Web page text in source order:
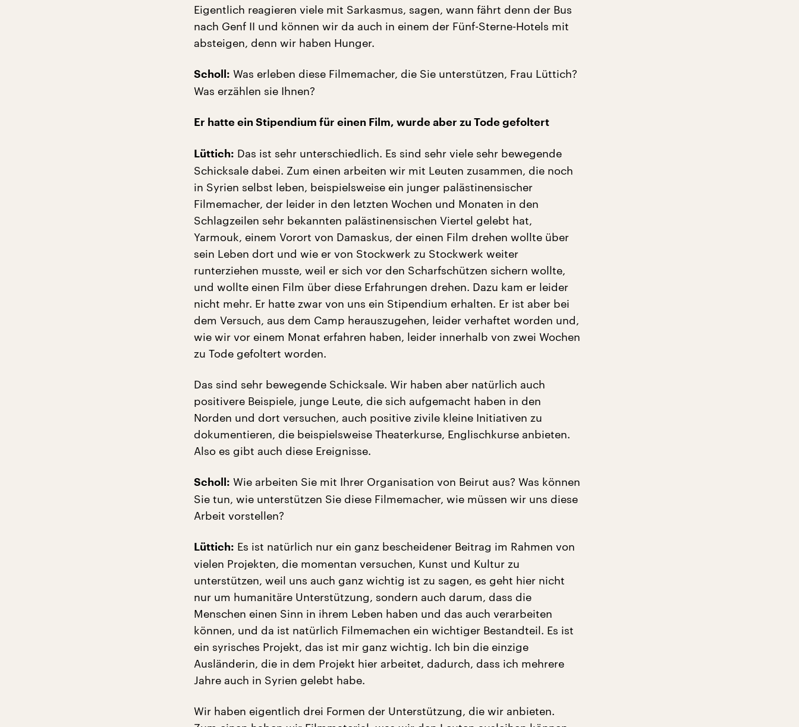
Eigentlich reagieren viele mit Sarkasmus, sagen, wann fährt denn der Bus
nach Genf II und können wir da auch in einem der Fünf-Sterne-Hotels mit
absteigen, denn wir haben Hunger.
Scholl: Was erleben diese Filmemacher, die Sie unterstützen, Frau Lüttich?
Was erzählen sie Ihnen?
Er hatte ein Stipendium für einen Film, wurde aber zu Tode gefoltert
Lüttich: Das ist sehr unterschiedlich. Es sind sehr viele sehr bewegende
Schicksale dabei. Zum einen arbeiten wir mit Leuten zusammen, die noch
in Syrien selbst leben, beispielsweise ein junger palästinensischer
Filmemacher, der leider in den letzten Wochen und Monaten in den
Schlagzeilen sehr bekannten palästinensischen Viertel gelebt hat,
Yarmouk, einem Vorort von Damaskus, der einen Film drehen wollte über
sein Leben dort und wie er von Stockwerk zu Stockwerk weiter
runterziehen musste, weil er sich vor den Scharfschützen sichern wollte,
und wollte einen Film über diese Erfahrungen drehen. Dazu kam er leider
nicht mehr. Er hatte zwar von uns ein Stipendium erhalten. Er ist aber bei
dem Versuch, aus dem Camp herauszugehen, leider verhaftet worden und,
wie wir vor einem Monat erfahren haben, leider innerhalb von zwei Wochen
zu Tode gefoltert worden.
Das sind sehr bewegende Schicksale. Wir haben aber natürlich auch
positivere Beispiele, junge Leute, die sich aufgemacht haben in den
Norden und dort versuchen, auch positive zivile kleine Initiativen zu
dokumentieren, die beispielsweise Theaterkurse, Englischkurse anbieten.
Also es gibt auch diese Ereignisse.
Scholl: Wie arbeiten Sie mit Ihrer Organisation von Beirut aus? Was können
Sie tun, wie unterstützen Sie diese Filmemacher, wie müssen wir uns diese
Arbeit vorstellen?
Lüttich: Es ist natürlich nur ein ganz bescheidener Beitrag im Rahmen von
vielen Projekten, die momentan versuchen, Kunst und Kultur zu
unterstützen, weil uns auch ganz wichtig ist zu sagen, es geht hier nicht
nur um humanitäre Unterstützung, sondern auch darum, dass die
Menschen einen Sinn in ihrem Leben haben und das auch verarbeiten
können, und da ist natürlich Filmemachen ein wichtiger Bestandteil. Es ist
ein syrisches Projekt, das ist mir ganz wichtig. Ich bin die einzige
Ausländerin, die in dem Projekt hier arbeitet, dadurch, dass ich mehrere
Jahre auch in Syrien gelebt habe.
Wir haben eigentlich drei Formen der Unterstützung, die wir anbieten.